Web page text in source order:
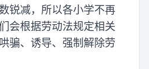
锐减，所以各小学不再
会根据劳动法规定相关
骗、诱导、强制解除劳